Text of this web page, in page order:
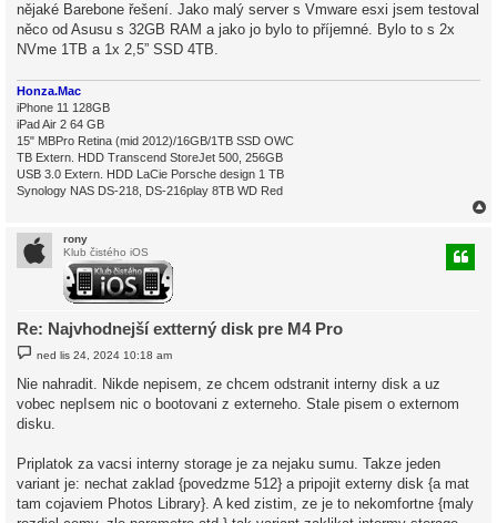
nějaké Barebone řešení. Jako malý server s Vmware esxi jsem testoval
něco od Asusu s 32GB RAM a jako jo bylo to příjemné. Bylo to s 2x
NVme 1TB a 1x 2,5” SSD 4TB.
Honza.Mac
iPhone 11 128GB
iPad Air 2 64 GB
15" MBPro Retina (mid 2012)/16GB/1TB SSD OWC
TB Extern. HDD Transcend StoreJet 500, 256GB
USB 3.0 Extern. HDD LaCie Porsche design 1 TB
Synology NAS DS-218, DS-216play 8TB WD Red
rony
Klub čistého iOS
Re: Najvhodnejší extterný disk pre M4 Pro
s
p
ě
v
k
ned lis 24, 2024 10:18 am
Nie nahradit. Nikde nepisem, ze chcem odstranit interny disk a uz
vobec nepIsem nic o bootovani z externeho. Stale pisem o externom
disku.
Priplatok za vacsi interny storage je za nejaku sumu. Takze jeden
variant je: nechat zaklad {povedzme 512} a pripojit externy disk {a mat
tam cojaviem Photos Library}. A ked zistim, ze je to nekomfortne {maly